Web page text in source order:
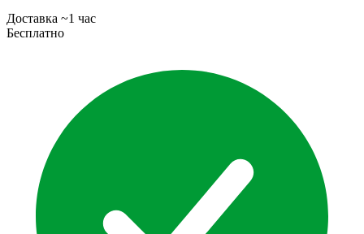
Доставка ~1 час
Бесплатно